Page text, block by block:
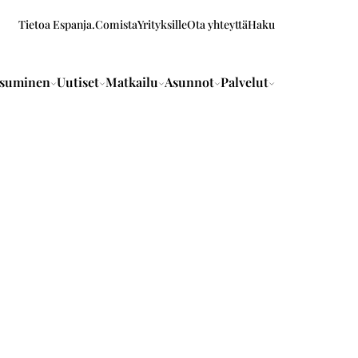
Tietoa Espanja.ComistaYrityksilleOta yhteyttäHaku
Uutiset Matkailu Asunnot Palvelut